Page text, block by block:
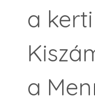
a
a